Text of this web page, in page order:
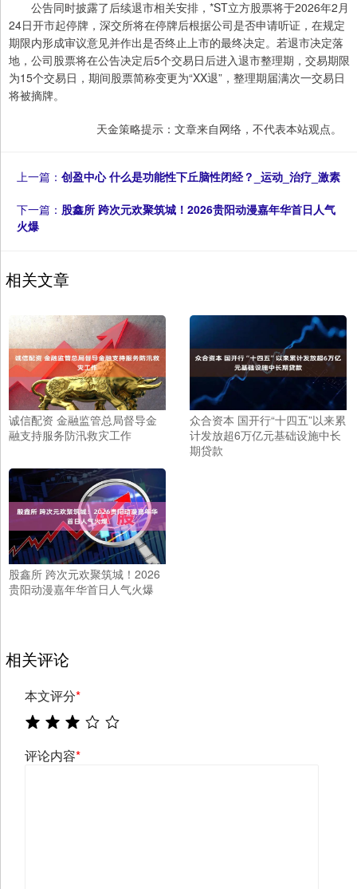
公告同时披露了后续退市相关安排，*ST立方股票将于2026年2月
24日开市起停牌，深交所将在停牌后根据公司是否申请听证，在规定
期限内形成审议意见并作出是否终止上市的最终决定。若退市决定落
地，公司股票将在公告决定后5个交易日后进入退市整理期，交易期限
为15个交易日，期间股票简称变更为“XX退”，整理期届满次一交易日
将被摘牌。
天金策略提示：文章来自网络，不代表本站观点。
上一篇： 创盈中心 什么是功能性下丘脑性闭经？_运动_治疗_激素
下一篇： 股鑫所 跨次元欢聚筑城！2026贵阳动漫嘉年华首日人气
火爆
相关文章
诚信配资 金融监管总局督导金
融支持服务防汛救灾工作
众合资本 国开行“十四五”以来累
计发放超6万亿元基础设施中长
期贷款
股鑫所 跨次元欢聚筑城！2026
贵阳动漫嘉年华首日人气火爆
相关评论
本文评分*
评论内容*